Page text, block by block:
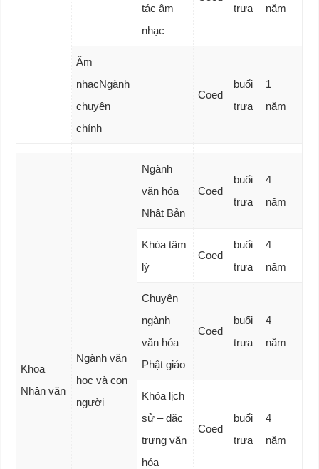
tác âm
nhạc
trưa
năm
Âm
nhạcNgành
chuyên
chính
Coed
buổi
trưa
1
năm
Khoa
Nhân văn
Ngành văn
học và con
người
Ngành
văn hóa
Nhật Bản
Coed
buổi
trưa
4
năm
Khóa tâm
lý
Coed
buổi
trưa
4
năm
Chuyên
ngành
văn hóa
Phật giáo
Coed
buổi
trưa
4
năm
Khóa lịch
sử – đặc
trưng văn
hóa
Coed
buổi
trưa
4
năm